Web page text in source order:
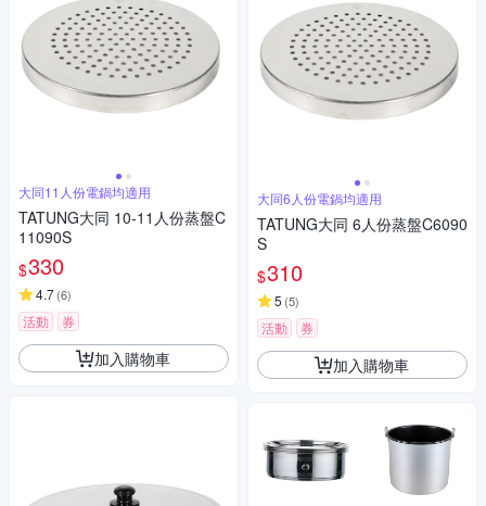
大同11人份電鍋均適用
TATUNG大同 10-11人份蒸盤C
11090S
$330
4.7(6)
活動 券
加入購物車
大同6人份電鍋均適用
TATUNG大同 6人份蒸盤C6090
S
$310
5 (5)
活動 券
加入購物車